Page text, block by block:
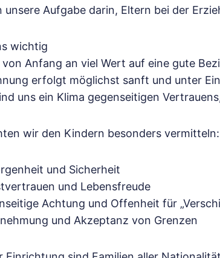
unsere Aufgabe darin, Eltern bei der
wichtig
von Anfang an viel Wert auf eine gute
erfolgt möglichst sanft und unter
uns ein Klima gegenseitigen
wir den Kindern besonders vermitteln:
und Sicherheit
und Lebensfreude
Achtung und Offenheit für
und Akzeptanz von Grenzen